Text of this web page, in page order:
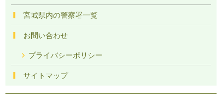
宮城県内の警察署一覧
お問い合わせ
プライバシーポリシー
サイトマップ